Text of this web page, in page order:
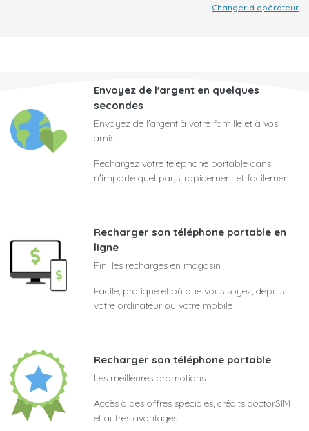
Changer d opérateur
Envoyez de l'argent en quelques
secondes
Envoyez de l'argent à votre famille et à vos
amis
Rechargez votre téléphone portable dans
n'importe quel pays, rapidement et facilement
Recharger son téléphone portable en
ligne
Fini les recharges en magasin
Facile, pratique et où que vous soyez, depuis
votre ordinateur ou votre mobile
Recharger son téléphone portable
Les meilleures promotions
Accès à des offres spéciales, crédits doctorSIM
et autres avantages